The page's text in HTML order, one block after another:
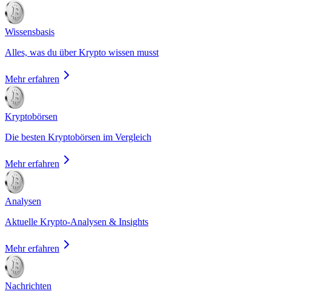
Wissensbasis
Alles, was du über Krypto wissen musst
Mehr erfahren
Kryptobörsen
Die besten Kryptobörsen im Vergleich
Mehr erfahren
Analysen
Aktuelle Krypto-Analysen & Insights
Mehr erfahren
Nachrichten